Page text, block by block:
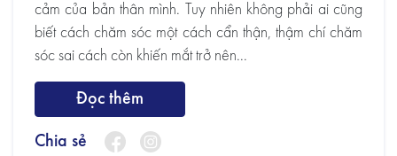
cảm của bản thân mình. Tuy nhiên không phải ai cũng
biết cách chăm sóc một cách cẩn thận, thậm chí chăm
sóc sai cách còn khiến mắt trở nên...
Đọc thêm
Chia sẻ